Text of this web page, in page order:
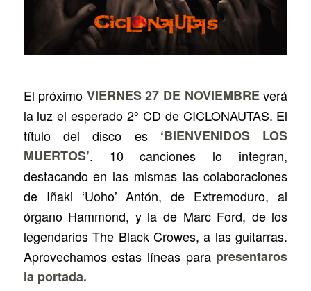
El próximo VIERNES 27 DE NOVIEMBREverá
la luz el esperado 2º CD de CICLONAUTAS. El
título del disco es ‘BIENVENIDOS LOS
MUERTOS’. 10 canciones lo integran,
destacando en las mismas las colaboraciones
de Iñaki ‘Uoho’ Antón, de Extremoduro, al
órgano Hammond, y la de Marc Ford, de los
legendarios The Black Crowes, a las guitarras.
Aprovechamos estas líneas para presentaros
la portada.